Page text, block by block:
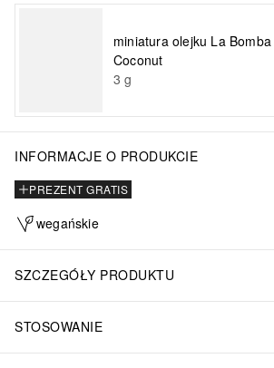
miniatura olejku La
Coconut
3 g
INFORMACJE O PRODUKCIE
PREZENT GRATIS
wegańskie
SZCZEGÓŁY PRODUKTU
STOSOWANIE